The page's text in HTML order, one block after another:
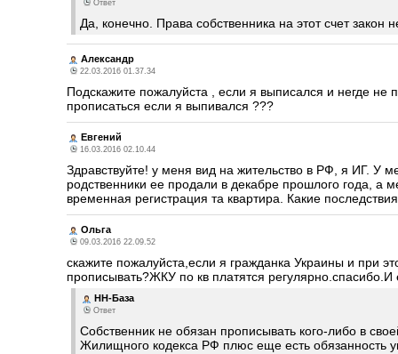
Ответ
Да, конечно. Права собственника на этот счет закон
Александр
22.03.2016 01.37.34
Подскажите пожалуйста , если я выписался и негде не
прописаться если я выпивался ???
Евгений
16.03.2016 02.10.44
Здравствуйте! у меня вид на жительство в РФ, я ИГ. У
родственники ее продали в декабре прошлого года, а
временная регистрация та квартира. Какие
Ольга
09.03.2016 22.09.52
скажите пожалуйста,если я гражданка Украины и при
прописывать?ЖКУ по кв платятся
НН-База
Ответ
Собственник не обязан прописывать кого-либо в
Жилищного кодекса РФ плюс еще есть обязанность